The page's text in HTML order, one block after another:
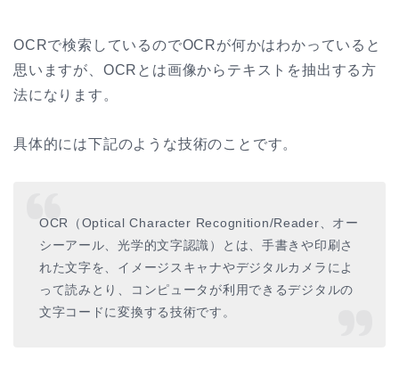
OCRで検索しているのでOCRが何かはわかっていると
思いますが、OCRとは画像からテキストを抽出する方
法になります。
具体的には下記のような技術のことです。
OCR（Optical Character Recognition/Reader、オー
シーアール、光学的文字認識）とは、手書きや印刷さ
れた文字を、イメージスキャナやデジタルカメラによ
って読みとり、コンピュータが利用できるデジタルの
文字コードに変換する技術です。